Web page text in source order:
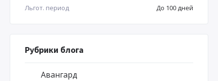
Льгот. период
До 100 дней
Рубрики блога
Авангард